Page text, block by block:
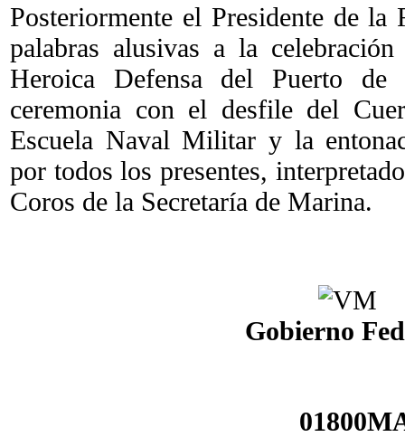
Posteriormente el Presidente de la
palabras alusivas a la
Heroica Defensa del Puerto de
ceremonia con el desfile del
Escuela Naval Militar y la
por todos los presentes,
Coros de la Secretaría de Marina.
Gobierno